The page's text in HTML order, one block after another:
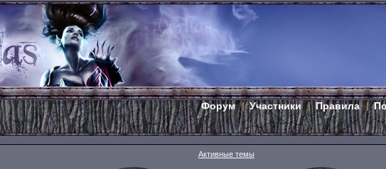
Форум Участники Правила
Активные темы